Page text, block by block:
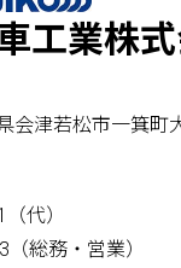
工業株
会津若松市一箕町
代）
総務・営業）